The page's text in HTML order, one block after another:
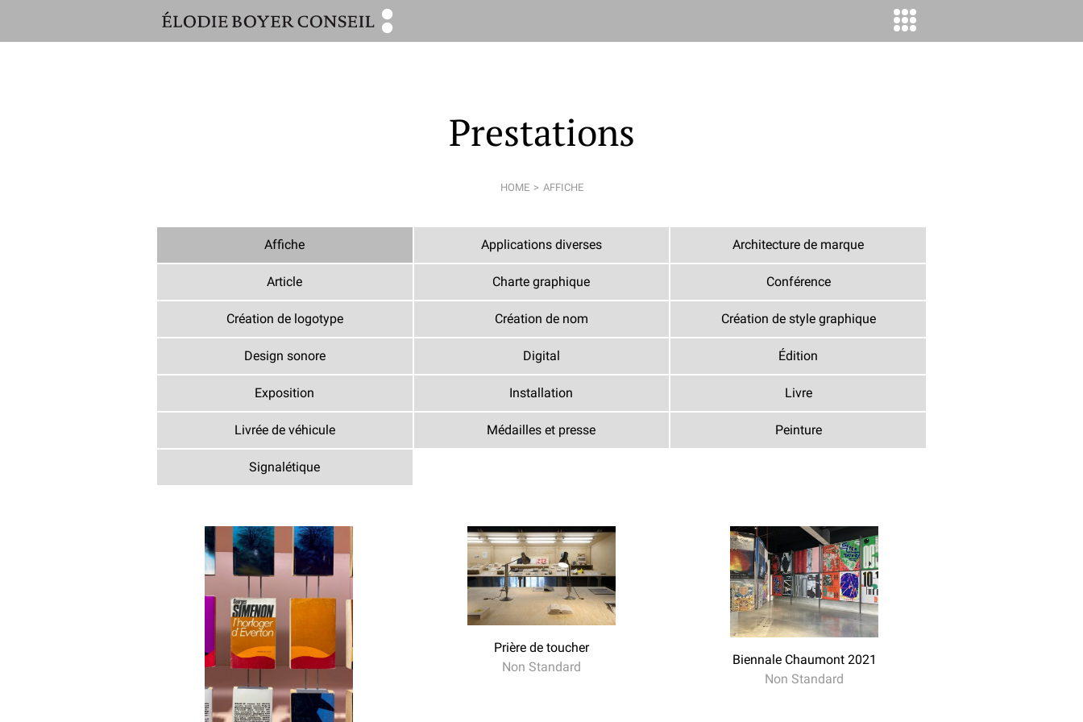
ÉLODIE
BOYER
Prestations
HOME AFFICHE
Affiche Applications diverses Architecture de marque
Article Charte graphique Conférence
Création de logotype Création de nom Création de style graphique
Design sonore Digital Édition
Exposition Installation Livre
Livrée de véhicule Médailles et presse Peinture
Signalétique
Prière de toucher
Non Standard
Biennale Chaumont 2021
Non Standard